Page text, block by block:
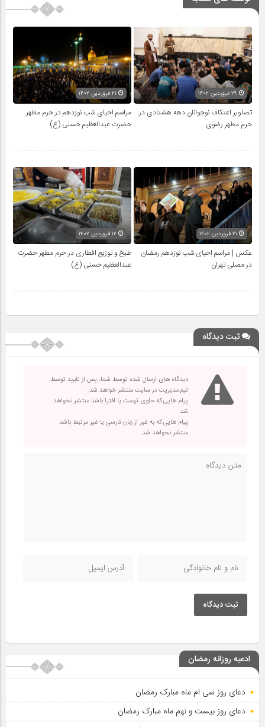
تصاویر اعتکاف نوجوانان دهه هشتادی در
حرم مطهر رضوی
مراسم احیای شب نوزدهم در حرم مطهر
حضرت عبدالعظیم حسنی (ع)
عکس | مراسم احیای شب نوزدهم رمضان
در مصلی تهران
طبخ و توزیع افطاری در حرم مطهر حضرت
عبدالعظیم حسنی (ع)
ثبت دیدگاه
دیدگاه های ارسال شده توسط شما، پس از تایید توسط
تیم مدیریت در سایت منتشر خواهد شد.
پیام هایی که حاوی تهمت یا افترا باشد منتشر نخواهد
شد.
پیام هایی که به غیر از زبان فارسی یا غیر مرتبط باشد
منتشر نخواهد شد.
ثبت دیدگاه
ادعیه روزانه رمضان
دعای روز سی ام ماه مبارک رمضان
دعای روز بیست و نهم ماه مبارک رمضان